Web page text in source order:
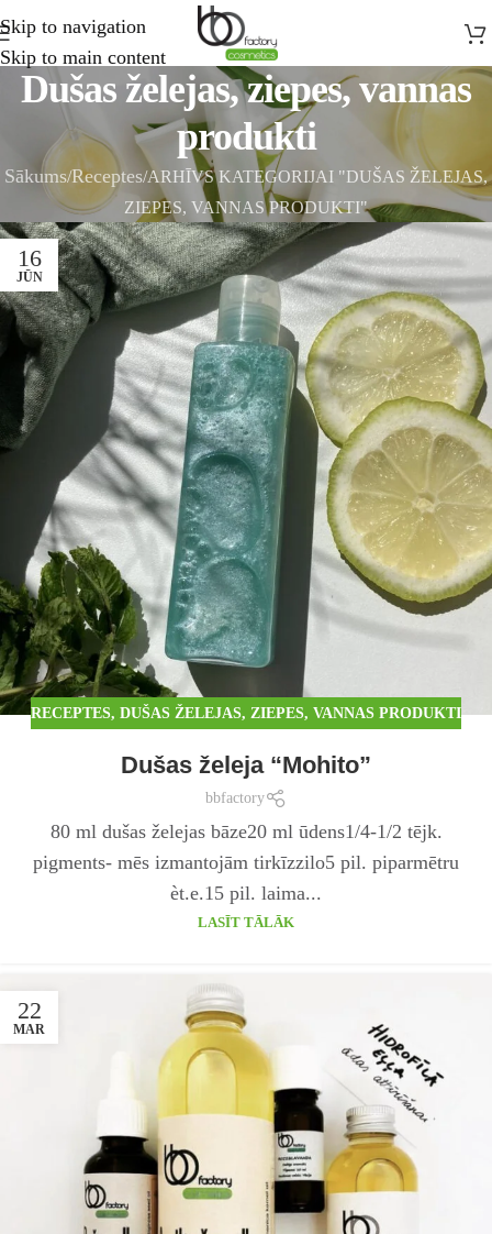
Skip to navigation
Skip to main content
Dušas želejas, ziepes, vannas
produkti
Sākums Receptes ARHĪVS KATEGORIJAI "DUŠAS ŽELEJAS,
ZIEPES, VANNAS PRODUKTI"
16
JŪN
RECEPTES, DUŠAS ŽELEJAS, ZIEPES, VANNAS PRODUKTI
Dušas želeja “Mohito”
bbfactory
80 ml dušas želejas bāze20 ml ūdens1/4-1/2 tējk.
pigments- mēs izmantojām tirkīzzilo5 pil. piparmētru
èt.e.15 pil. laima...
LASĪT TĀLĀK
22
MAR